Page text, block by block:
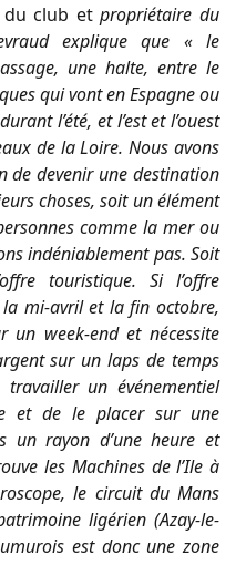
du club etpropriétaire du
explique que « le
une halte, entre le
qui vont en Espagne ou
l’été, et l’est et l’ouest
de la Loire. Nous avons
de devenir une destination
choses, soit un élément
comme la mer ou
indéniablement pas. Soit
touristique. Si l’offre
la mi-avril et la fin octobre,
un week-end et nécessite
sur un laps de temps
un événementiel
et de le placer sur une
un rayon d’une heure et
les Machines de l’Ile à
le circuit du Mans
ligérien (Azay-le-
est donc une zone